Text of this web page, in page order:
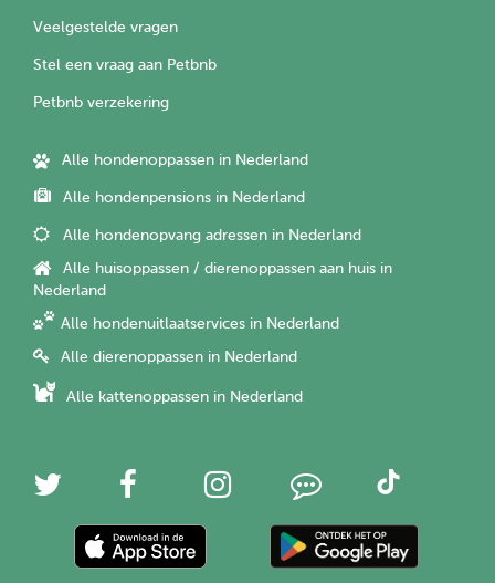
Veelgestelde vragen
Stel een vraag aan Petbnb
Petbnb verzekering
Alle hondenoppassen in Nederland
Alle hondenpensions in Nederland
Alle hondenopvang adressen in Nederland
Alle huisoppassen / dierenoppassen aan huis in
Nederland
Alle hondenuitlaatservices in Nederland
Alle dierenoppassen in Nederland
Alle kattenoppassen in Nederland